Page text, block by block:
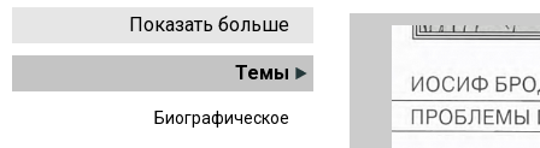
Показать больше
Темы
Биографическое